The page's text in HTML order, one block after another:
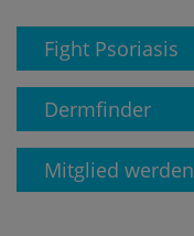
Fight Psoriasis
Dermfinder
Mitglied werden